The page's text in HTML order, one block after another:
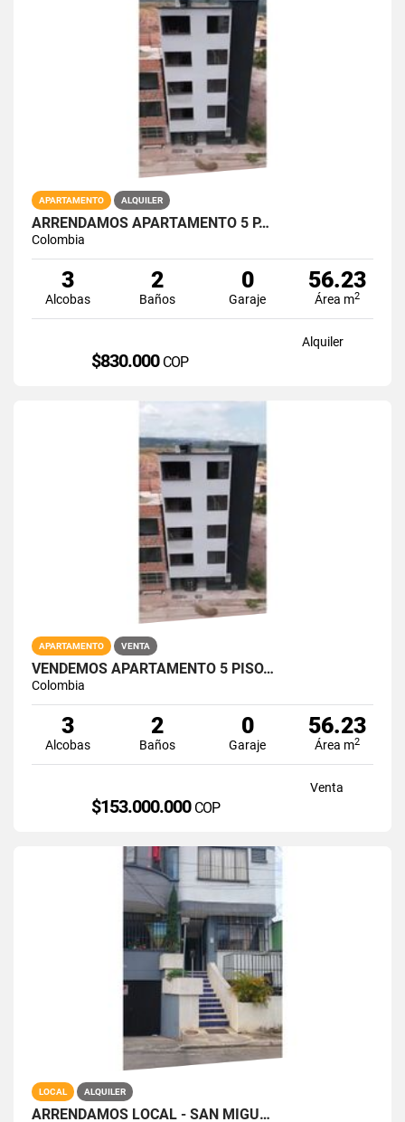
APARTAMENTO ALQUILER
ARRENDAMOS APARTAMENTO 5 P…
Colombia
3
Alcobas
2
Baños
0
Garaje
56.23
Área m2
Alquiler
$830.000 COP
APARTAMENTO VENTA
VENDEMOS APARTAMENTO 5 PISO…
Colombia
3
Alcobas
2
Baños
0
Garaje
56.23
Área m2
Venta
$153.000.000 COP
LOCAL ALQUILER
ARRENDAMOS LOCAL - SAN MIGU…